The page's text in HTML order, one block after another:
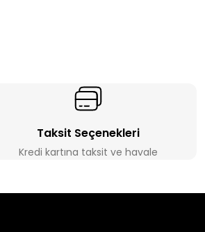
Taksit Seçenekleri
Kredi kartına taksit ve havale